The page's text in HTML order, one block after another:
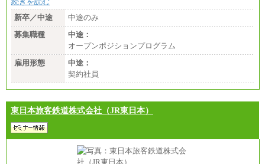
新卒／中途
中途のみ
募集職種
中途：
オープンポジションプログラム
雇用形態
中途：
契約社員
東日本旅客鉄道株式会社（JR東日本）